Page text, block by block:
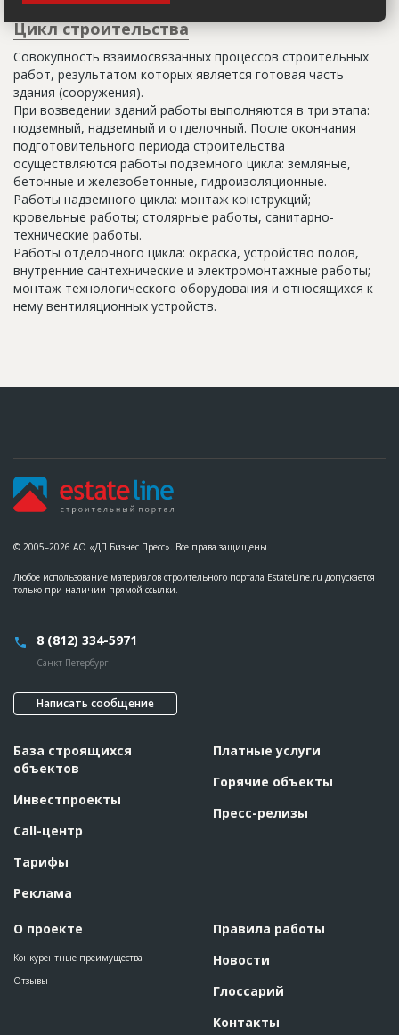
Цикл строительства
Совокупность взаимосвязанных процессов строительных
работ, результатом которых является готовая часть
здания (сооружения).
При возведении зданий работы выполняются в три этапа:
подземный, надземный и отделочный. После окончания
подготовительного периода строительства
осуществляются работы подземного цикла: земляные,
бетонные и железобетонные, гидроизоляционные.
Работы надземного цикла: монтаж конструкций;
кровельные работы; столярные работы, санитарно-
технические работы.
Работы отделочного цикла: окраска, устройство полов,
внутренние сантехнические и электромонтажные работы;
монтаж технологического оборудования и относящихся к
нему вентиляционных устройств.
© 2005–2026 АО «ДП Бизнес Пресс». Все права защищены
Любое использование материалов строительного портала EstateLine.ru допускается
только при наличии прямой ссылки.
8 (812) 334-5971
Санкт-Петербург
Написать сообщение
База строящихся
объектов
Инвестпроекты
Call-центр
Тарифы
Реклама
О проекте
Конкурентные преимущества
Отзывы
Платные услуги
Горячие объекты
Пресс-релизы
Правила работы
Новости
Глоссарий
Контакты